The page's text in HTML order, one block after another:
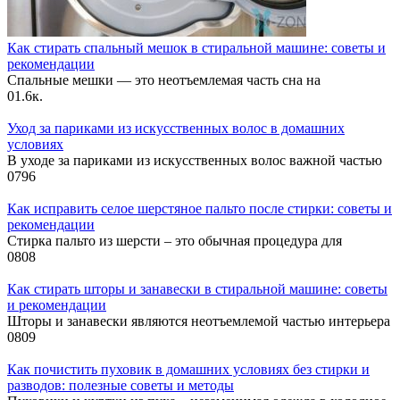
Как стирать спальный мешок в стиральной машине: советы и
рекомендации
Спальные мешки — это неотъемлемая часть сна на
01.6к.
Уход за париками из искусственных волос в домашних
условиях
В уходе за париками из искусственных волос важной частью
0796
Как исправить селое шерстяное пальто после стирки: советы и
рекомендации
Стирка пальто из шерсти – это обычная процедура для
0808
Как стирать шторы и занавески в стиральной машине: советы
и рекомендации
Шторы и занавески являются неотъемлемой частью интерьера
0809
Как почистить пуховик в домашних условиях без стирки и
разводов: полезные советы и методы